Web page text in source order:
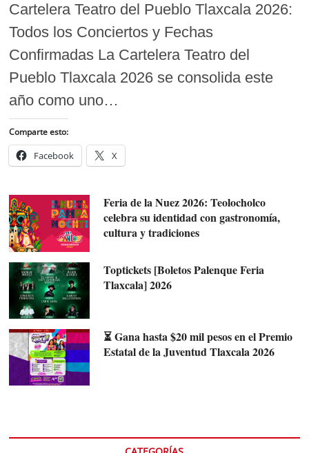
Cartelera Teatro del Pueblo Tlaxcala 2026:
Todos los Conciertos y Fechas
Confirmadas La Cartelera Teatro del
Pueblo Tlaxcala 2026 se consolida este
año como uno…
Comparte esto:
Facebook X
Feria de la Nuez 2026: Teolocholco
celebra su identidad con gastronomía,
cultura y tradiciones
Toptickets [Boletos Palenque Feria
Tlaxcala] 2026
⏳ Gana hasta $20 mil pesos en el Premio
Estatal de la Juventud Tlaxcala 2026